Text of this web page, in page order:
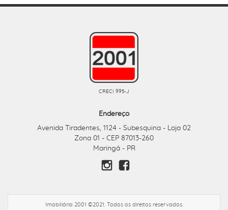
CRECI 995-J
Endereço
Avenida Tiradentes, 1124 - Subesquina - Loja 02
Zona 01 - CEP 87013-260
Maringá - PR
Imobiliária 2001 ©2021. Todos os direitos reservados.